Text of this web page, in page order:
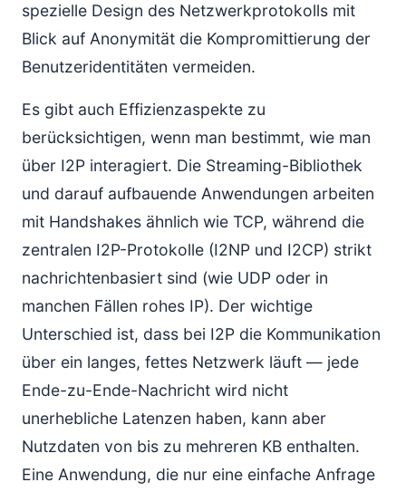
spezielle Design des Netzwerkprotokolls mit
Blick auf Anonymität die Kompromittierung der
Benutzeridentitäten vermeiden.
Es gibt auch Effizienzaspekte zu
berücksichtigen, wenn man bestimmt, wie man
über I2P interagiert. Die Streaming-Bibliothek
und darauf aufbauende Anwendungen arbeiten
mit Handshakes ähnlich wie TCP, während die
zentralen I2P-Protokolle (I2NP und I2CP) strikt
nachrichtenbasiert sind (wie UDP oder in
manchen Fällen rohes IP). Der wichtige
Unterschied ist, dass bei I2P die Kommunikation
über ein langes, fettes Netzwerk läuft — jede
Ende-zu-Ende-Nachricht wird nicht
unerhebliche Latenzen haben, kann aber
Nutzdaten von bis zu mehreren KB enthalten.
Eine Anwendung, die nur eine einfache Anfrage